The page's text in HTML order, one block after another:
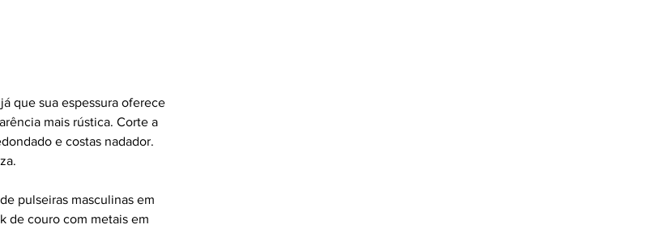
que sua espessura oferece
mais rústica. Corte a
e costas nadador.
pulseiras masculinas em
de couro com metais em